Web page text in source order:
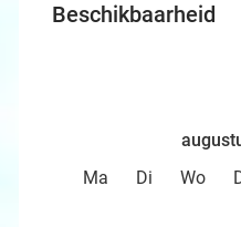
Beschikbaarheid
Ma
Di Wo